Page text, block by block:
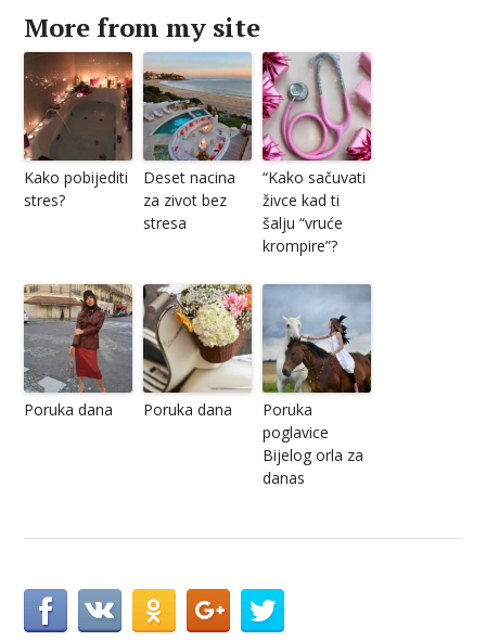
More from my site
Kako pobijediti
stres?
Deset nacina
za zivot bez
stresa
“Kako sačuvati
živce kad ti
šalju “vruće
krompire”?
Poruka dana Poruka dana
Poruka
poglavice
Bijelog orla za
danas